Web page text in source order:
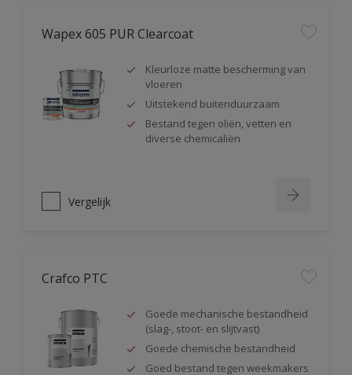
Wapex 605 PUR Clearcoat
Kleurloze matte bescherming van
vloeren
Uitstekend buitenduurzaam
Bestand tegen oliën, vetten en
diverse chemicaliën
Vergelijk
Crafco PTC
Goede mechanische bestandheid
(slag-, stoot- en slijtvast)
Goede chemische bestandheid
Goed bestand tegen weekmakers